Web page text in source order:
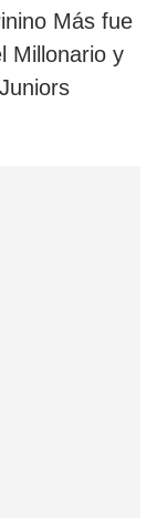
Más fue
Millonario y